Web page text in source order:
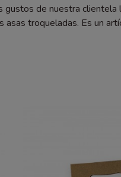
de nuestra
asas troqueladas. Es un